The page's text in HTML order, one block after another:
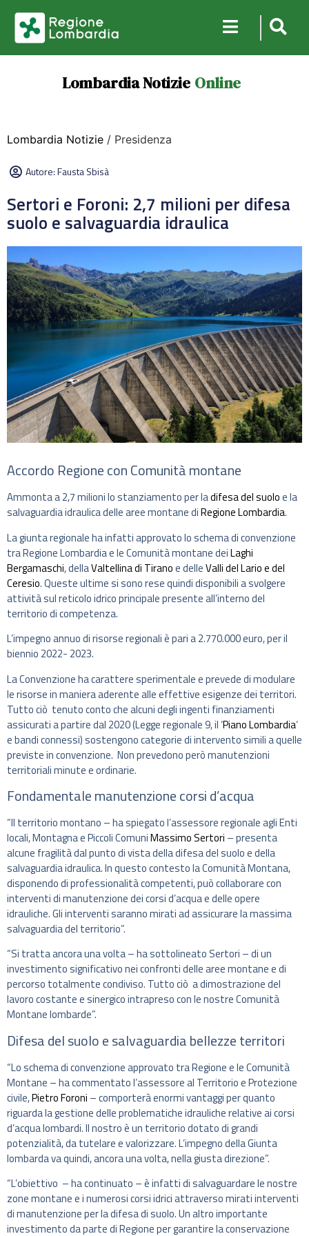
Lombardia Notizie Online
Lombardia Notizie / Presidenza
Autore:Fausta Sbisà
Sertori e Foroni: 2,7 milioni per difesa
suolo e salvaguardia idraulica
Accordo Regione con Comunità montane
Ammonta a 2,7 milioni lo stanziamento per ladifesa del suoloe la
salvaguardia idraulica delle aree montane diRegione Lombardia.
La giunta regionale ha infatti approvato lo schema di convenzione
tra Regione Lombardia e le Comunità montane deiLaghi
Bergamaschi, dellaValtellina di Tiranoe delleValli del Lario e del
Ceresio. Queste ultime si sono rese quindi disponibili a svolgere
attività sul reticolo idrico principale presente all’interno del
territorio di competenza.
L’impegno annuo di risorse regionali è pari a 2.770.000 euro, per il
biennio 2022- 2023.
La Convenzione ha carattere sperimentale e prevede di modulare
le risorse in maniera aderente alle effettive esigenze dei territori.
Tutto ciò tenuto conto che alcuni degli ingenti finanziamenti
assicurati a partire dal 2020 (Legge regionale 9, il ‘Piano Lombardia‘
e bandi connessi) sostengono categorie di intervento simili a quelle
previste in convenzione. Non prevedono però manutenzioni
territoriali minute e ordinarie.
Fondamentale manutenzione corsi d’acqua
“Il territorio montano – ha spiegato l’assessore regionale agli Enti
locali, Montagna e Piccoli ComuniMassimo Sertori – presenta
alcune fragilità dal punto di vista della difesa del suolo e della
salvaguardia idraulica. In questo contesto la Comunità Montana,
disponendo di professionalità competenti, può collaborare con
interventi di manutenzione dei corsi d’acqua e delle opere
idrauliche. Gli interventi saranno mirati ad assicurare la massima
salvaguardia del territorio”.
“Si tratta ancora una volta – ha sottolineato Sertori – di un
investimento significativo nei confronti delle aree montane e di
percorso totalmente condiviso. Tutto ciò a dimostrazione del
lavoro costante e sinergico intrapreso con le nostre Comunità
Montane lombarde”.
Difesa del suolo e salvaguardia bellezze territori
“Lo schema di convenzione approvato tra Regione e le Comunità
Montane – ha commentato l’assessore al Territorio e Protezione
civile,Pietro Foroni – comporterà enormi vantaggi per quanto
riguarda la gestione delle problematiche idrauliche relative ai corsi
d’acqua lombardi. Il nostro è un territorio dotato di grandi
potenzialità, da tutelare e valorizzare. L’impegno della Giunta
lombarda va quindi, ancora una volta, nella giusta direzione”.
“L’obiettivo – ha continuato – è infatti di salvaguardare le nostre
zone montane e i numerosi corsi idrici attraverso mirati interventi
di manutenzione per la difesa di suolo. Un altro importante
investimento da parte di Regione per garantire la conservazione